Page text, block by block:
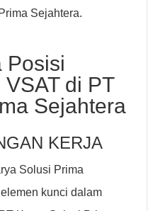
Sejahtera.
Posisi
di PT
Sejahtera
KERJA
Solusi Prima
kunci dalam